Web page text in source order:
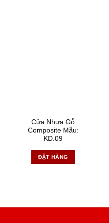
Cửa Nhựa Gỗ
Composite Mẫu:
KD.09
ĐẶT HÀNG